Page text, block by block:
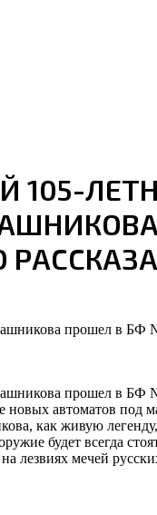
105-
прошел в БФ
прошел в БФ
новых автоматов
как живую
будет всегда
лезвиях мечей